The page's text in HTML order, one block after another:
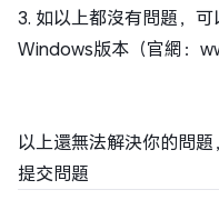
3. 如以上都沒有問題，
Windows版本（官網：
以上還無法解決你的問
提交問題